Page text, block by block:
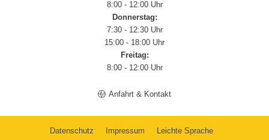
8:00 - 12:00 Uhr
Donnerstag:
7:30 - 12:30 Uhr
15:00 - 18:00 Uhr
Freitag:
8:00 - 12:00 Uhr
Anfahrt & Kontakt
Datenschutz Impressum Leichte Sprache